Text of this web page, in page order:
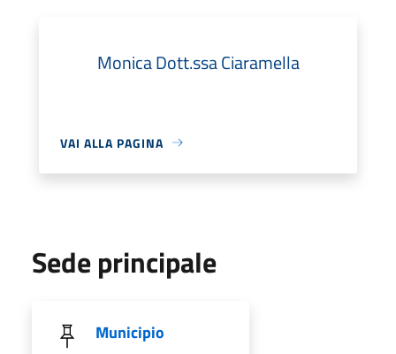
Monica Dott.ssa Ciaramella
VAI ALLA PAGINA
Sede principale
Municipio